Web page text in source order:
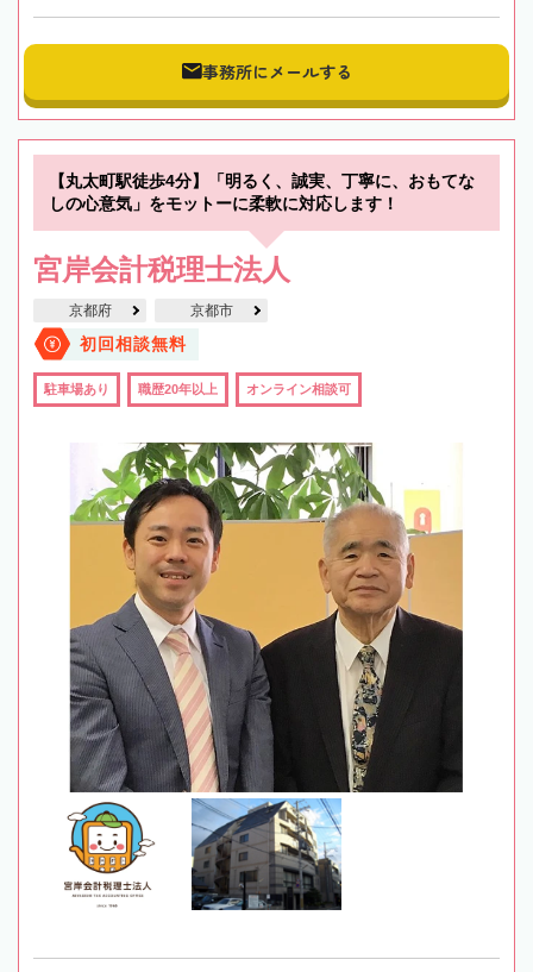
事務所にメールする
【丸太町駅徒歩4分】「明るく、誠実、丁寧に、おもてな
しの心意気」をモットーに柔軟に対応します！
宮岸会計税理士法人
京都府 京都市
初回相談無料
駐車場あり 職歴20年以上 オンライン相談可